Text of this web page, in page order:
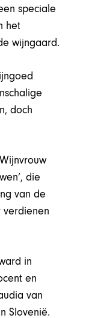
speciale
het
wijngaard.
doch
die
van de
verdienen
in
en
van
Slovenië.